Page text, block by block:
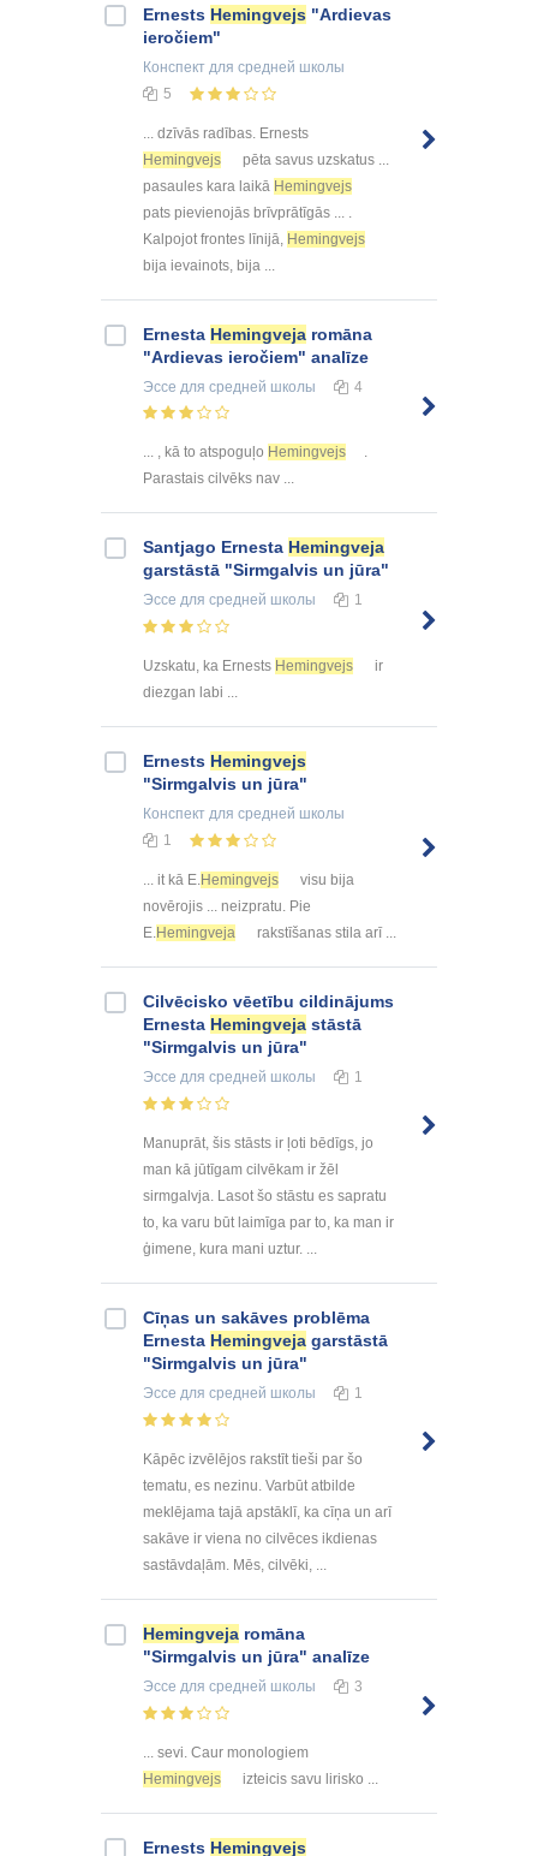
Ernests Hemingvejs "Ardievas
ieročiem"
Конспект для средней школы
5
... dzīvās radības. Ernests
Hemingvejs
pēta savus uzskatus ...
pasaules kara laikā Hemingvejs
pats pievienojās brīvprātīgās ... .
Kalpojot frontes līnijā, Hemingvejs
bija ievainots, bija ...
Ernesta Hemingveja romāna
"Ardievas ieročiem" analīze
Эссе для средней школы 4
... , kā to atspoguļo Hemingvejs
.
Parastais cilvēks nav ...
Santjago Ernesta Hemingveja
garstāstā "Sirmgalvis un jūra"
Эссе для средней школы 1
Uzskatu, ka Ernests Hemingvejs
ir
diezgan labi ...
Ernests Hemingvejs
"Sirmgalvis un jūra"
Конспект для средней школы
1
... it kā E.Hemingvejs
visu bija
novērojis ... neizpratu. Pie
E.Hemingveja rakstīšanas stila arī ...
Cilvēcisko vēetību cildinājums
Ernesta Hemingveja stāstā
"Sirmgalvis un jūra"
Эссе для средней школы 1
Manuprāt, šis stāsts ir ļoti bēdīgs, jo
man kā jūtīgam cilvēkam ir žēl
sirmgalvja. Lasot šo stāstu es sapratu
to, ka varu būt laimīga par to, ka man ir
ģimene, kura mani uztur. ...
Cīņas un sakāves problēma
Ernesta Hemingveja garstāstā
"Sirmgalvis un jūra"
Эссе для средней школы 1
Kāpēc izvēlējos rakstīt tieši par šo
tematu, es nezinu. Varbūt atbilde
meklējama tajā apstāklī, ka cīņa un arī
sakāve ir viena no cilvēces ikdienas
sastāvdaļām. Mēs, cilvēki, ...
Hemingveja romāna
"Sirmgalvis un jūra" analīze
Эссе для средней школы 3
... sevi. Caur monologiem
Hemingvejs
izteicis savu lirisko ...
Ernests Hemingvejs